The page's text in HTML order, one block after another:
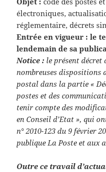
électroniques,
réglementaire, décrets
Entrée en vigueur : le
lendemain de sa
Notice : le présent décret
nombreuses dispositions
postal dans la partie «
postes et des
tenir compte des
en Conseil d’Etat », qui
n° 2010-123 du 9 février
publique La Poste et aux
Outre ce travail